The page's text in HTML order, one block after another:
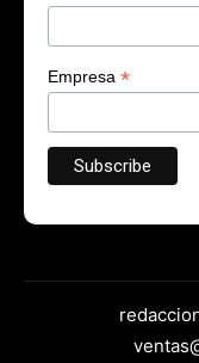
Empresa *